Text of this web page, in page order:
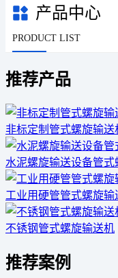
产品中心
PRODUCT LIST
推荐产品
非标定制管式螺旋输送
水泥螺旋输送设备管式
工业用硬管管式螺旋输
不锈钢管式螺旋输送机
推荐案例